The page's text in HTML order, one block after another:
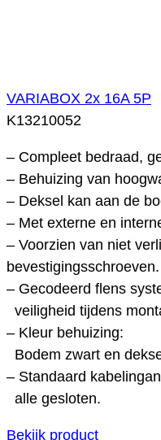
VARIABOX 2x 16A 5P
K13210052
– Compleet bedraad,
– Behuizing van
– Deksel kan aan de
– Met externe en
– Voorzien van niet
bevestigingsschroeven.
– Gecodeerd flens
veiligheid tijdens
– Kleur behuizing:
Bodem zwart en
– Standaard
alle gesloten.
Bekijk product